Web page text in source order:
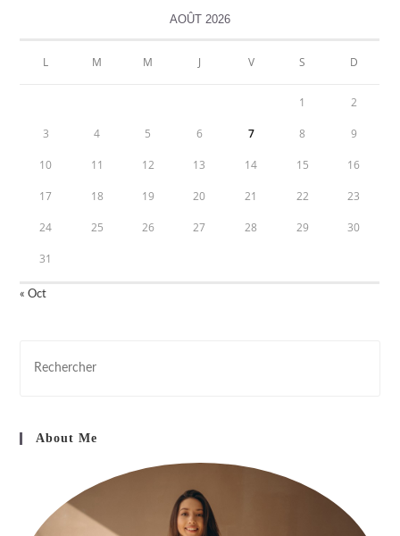
AOÛT 2026
L M M J V S D
1 2
3 4 5 6 7 8 9
10 11 12 13 14 15 16
17 18 19 20 21 22 23
24 25 26 27 28 29 30
31
« Oct
About Me